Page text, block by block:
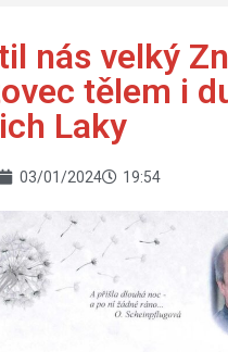
nás velký
tělem i
Laky
03/01/2024 19:54